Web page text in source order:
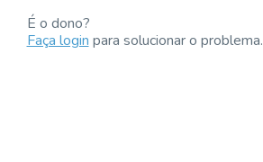
É o dono?
Faça loginpara solucionar o problema.